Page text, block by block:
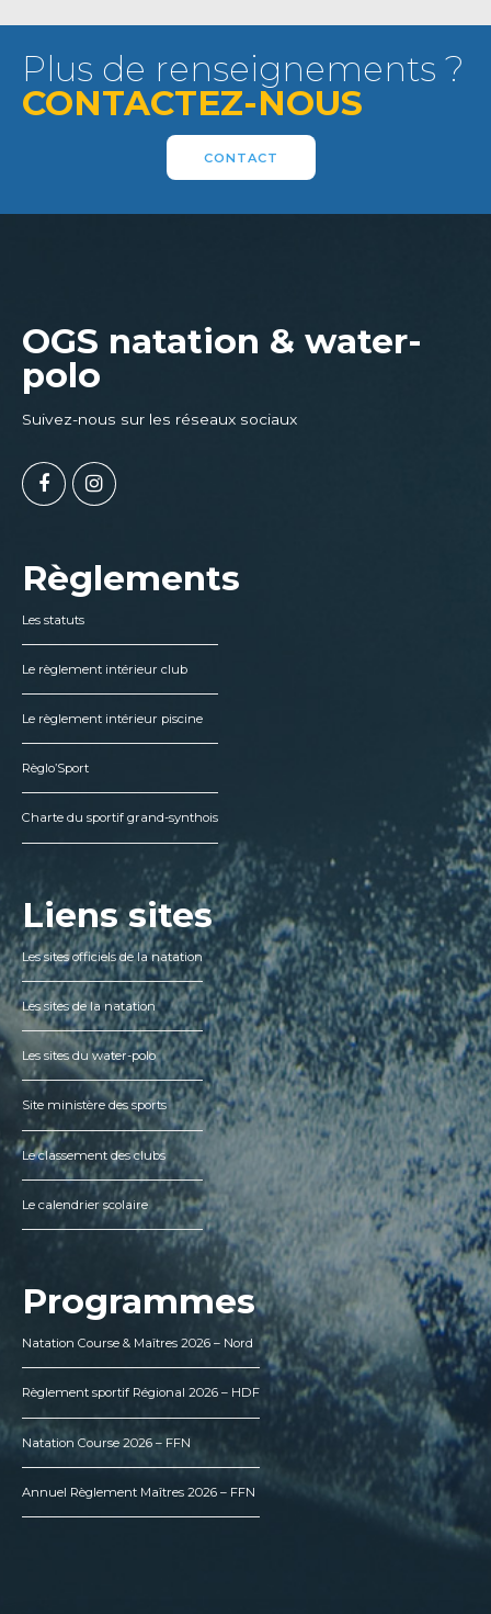
Plus de renseignements ?
CONTACTEZ-NOUS
CONTACT
OGS natation & water-
polo
Suivez-nous sur les réseaux sociaux
Règlements
Les statuts
Le règlement intérieur club
Le règlement intérieur piscine
Règlo’Sport
Charte du sportif grand-synthois
Liens sites
Les sites officiels de la natation
Les sites de la natation
Les sites du water-polo
Site ministère des sports
Le classement des clubs
Le calendrier scolaire
Programmes
Natation Course & Maîtres 2026 – Nord
Règlement sportif Régional 2026 – HDF
Natation Course 2026 – FFN
Annuel Règlement Maîtres 2026 – FFN